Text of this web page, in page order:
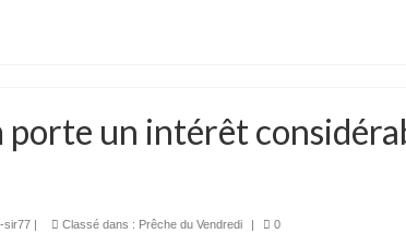
porte un intérêt
sir77 | Classé dans : Prêche du Vendredi | 0